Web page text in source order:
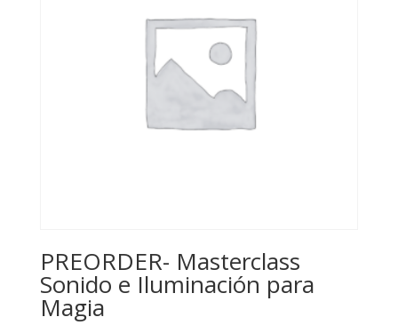
PREORDER- Masterclass
Sonido e Iluminación para
Magia